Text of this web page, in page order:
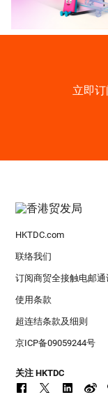
立即
HKTDC.com
联络我们
订阅商贸全接触电邮通
使用条款
超连结条款及细则
京ICP备09059244号
关注 HKTDC